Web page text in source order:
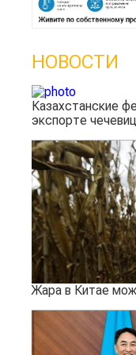
НОВОСТИ
Казахстанские
экспорте
Жара в Китае